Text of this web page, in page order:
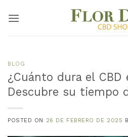
BLOG
¿Cuánto dura el CBD
Descubre su tiempo
POSTED ON 26 DE FEBRERO DE 2025